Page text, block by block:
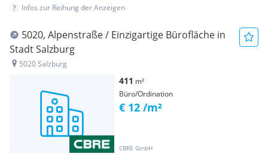
Infos zur Reihung der Anzeigen
5020, Alpenstraße / Einzigartige Bürofläche in
Stadt Salzburg
5020 Salzburg
411 m²
Büro/Ordination
CBRE GmbH
€ 12 /m²